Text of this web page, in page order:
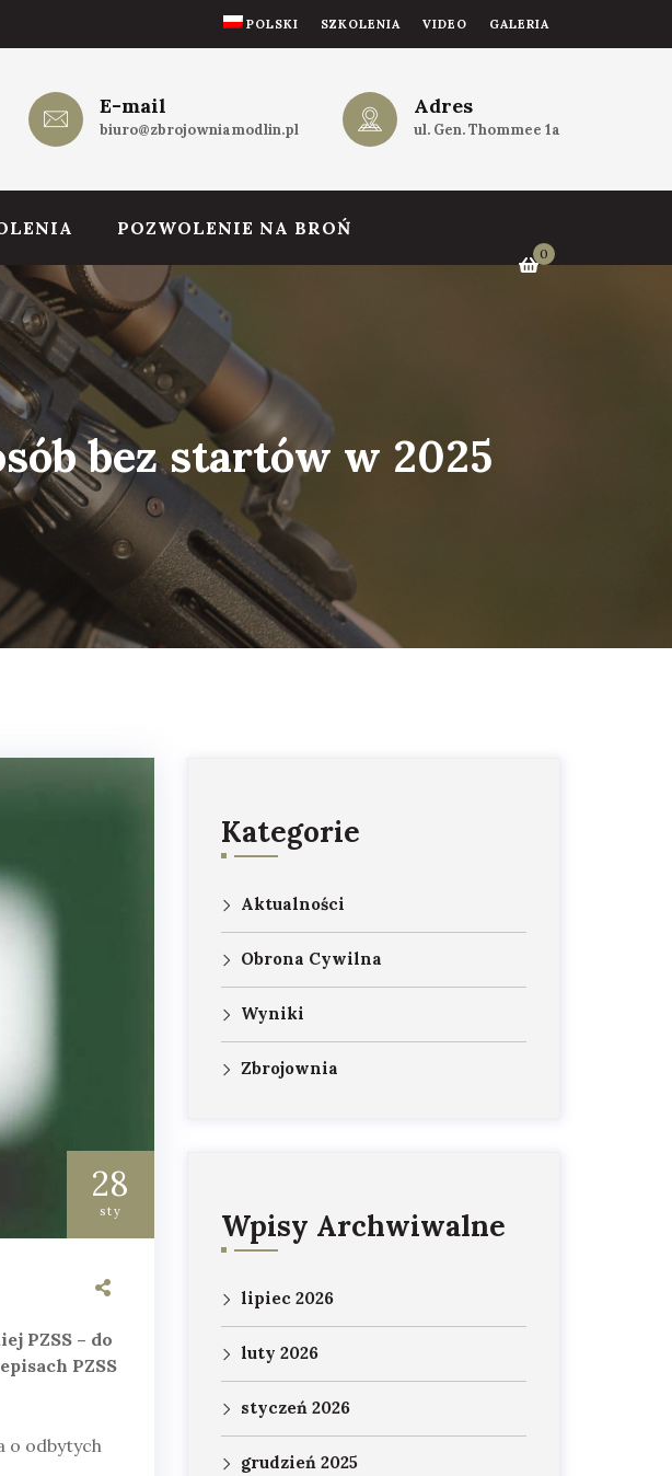
POLSKI SZKOLENIA VIDEO GALERIA
E-mail
biuro@zbrojowniamodlin.pl
Adres
ul. Gen. Thommee 1a
POZWOLENIE NA BROŃ
0
bez startów w 2025
28
sty
PZSS – do
PZSS
o odbytych
Kategorie
Aktualności
Obrona Cywilna
Wyniki
Zbrojownia
Wpisy Archwiwalne
lipiec 2026
luty 2026
styczeń 2026
grudzień 2025